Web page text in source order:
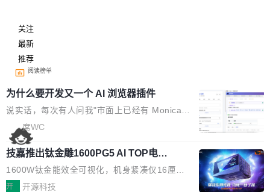
关注
最新
推荐
阅读榜单
为什么要开发又一个 AI 浏览器插件
说实话，每次有人问我"市面上已经有 Monica、
Sider、Copilot for Chrome 这些 AI 浏览器插件
了，你为什么还要再做一个"，我都觉得这个问题
问得好。 因为我自己也是从用户变成开发者的。
现有产品的天花板 我用过不少 AI 浏览器插件。
刚开始觉得都挺好——选中一段文字，弹出解
席WC
技嘉推出钛金雕1600PG5 AI TOP电
源：为发烧级主机与本地AI算力打造旗
舰供电方案
1600W钛金能效全可视化，机身紧凑仅16厘米
继2026台北电脑展首度亮相后，技嘉科技近日正
开 开源科技